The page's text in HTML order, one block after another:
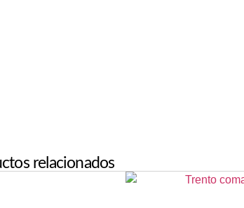
relacionados